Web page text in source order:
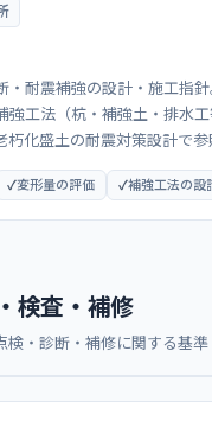
・耐震補強の設計・施工指
強工法（杭・補強土・排水
朽化盛土の耐震対策設計で参
変形量の評価 補強工法の設
検査・補修
検・診断・補修に関する基準